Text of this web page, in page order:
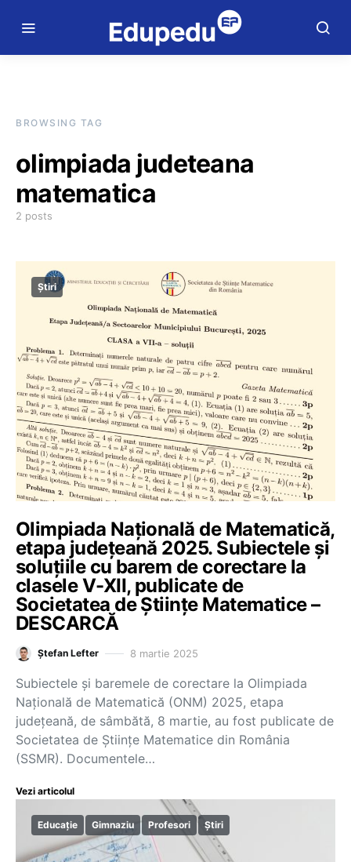
BROWSING TAG
olimpiada judeteana
matematica
2 posts
Știri
Olimpiada Națională de Matematică,
etapa județeană 2025. Subiectele și
soluțiile cu barem de corectare la
clasele V-XII, publicate de
Societatea de Științe Matematice –
DESCARCĂ
Ștefan Lefter 8 martie 2025
Subiectele și baremele de corectare la Olimpiada
Națională de Matematică (ONM) 2025, etapa
județeană, de sâmbătă, 8 martie, au fost publicate de
Societatea de Științe Matematice din România
(SSMR). Documentele…
Vezi articolul
Educație Gimnaziu Profesori Știri